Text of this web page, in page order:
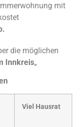
mit
die möglichen
Innkreis„
Viel Hausrat